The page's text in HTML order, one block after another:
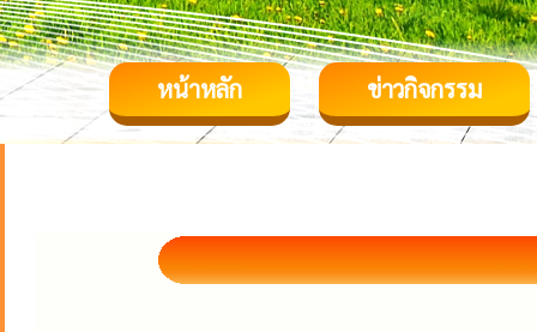
หน้าหลัก ข่าวกิจกรรม